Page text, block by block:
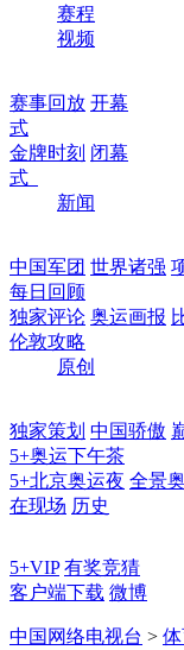
赛程
视频
赛事回放 开幕
式
金牌时刻 闭幕
式
新闻
中国军团 世界诸强
每日回顾
独家评论 奥运画报
伦敦攻略
原创
独家策划 中国骄傲
5+奥运下午茶
5+北京奥运夜 全景
在现场 历史
5+VIP 有奖竞猜
客户端下载 微博
中国网络电视台 >